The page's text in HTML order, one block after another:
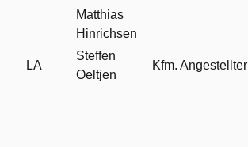
Matthias
Hinrichsen
LA
Steffen
Oeltjen
Kfm. Angestellter